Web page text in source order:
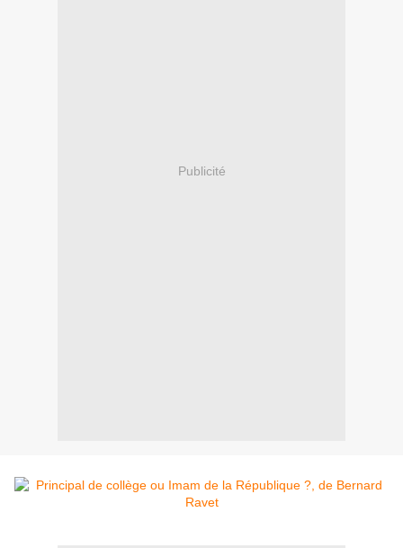
Publicité